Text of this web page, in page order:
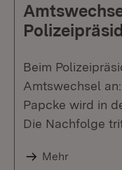
Beim
Amtswechsel
Papcke wird in
Die Nachfolge
Mehr